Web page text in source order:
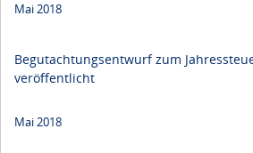
Mai 2018
Begutachtungsentwurf zum
veröffentlicht
Mai 2018